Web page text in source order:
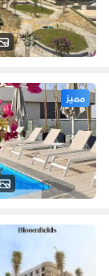
مميز